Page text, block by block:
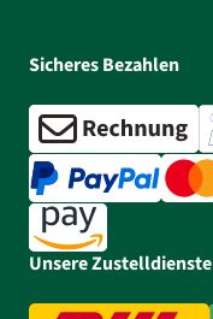
Sicheres Bezahlen
Unsere Zustelldienste